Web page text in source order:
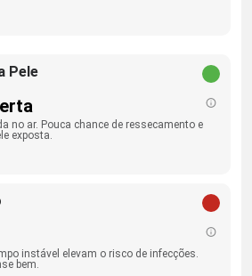
Pele
no ar. Pouca chance de ressecamento e
exposta.
instável elevam o risco de infecções.
bem.